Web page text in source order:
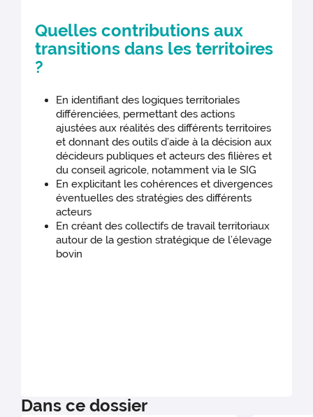
Quelles contributions aux
transitions dans les territoires
?
En identifiant des logiques territoriales
différenciées, permettant des actions
ajustées aux réalités des différents territoires
et donnant des outils d’aide à la décision aux
décideurs publiques et acteurs des filières et
du conseil agricole, notamment via le SIG
En explicitant les cohérences et divergences
éventuelles des stratégies des différents
acteurs
En créant des collectifs de travail territoriaux
autour de la gestion stratégique de l’élevage
bovin
Dans ce dossier